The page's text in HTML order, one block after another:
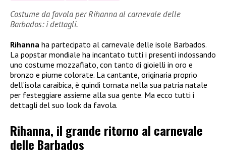
Costume da favola per Rihanna al carnevale delle
Barbados: i dettagli.
Rihanna ha partecipato al carnevale delle isole Barbados.
La popstar mondiale ha incantato tutti i presenti indossando
uno costume mozzafiato, con tanto di gioielli in oro e
bronzo e piume colorate. La cantante, originaria proprio
dell’isola caraibica, è quindi tornata nella sua patria natale
per festeggiare assieme alla sua gente. Ma ecco tutti i
dettagli del suo look da favola.
Rihanna, il grande ritorno al carnevale
delle Barbados